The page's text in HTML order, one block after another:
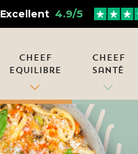
Excellent 4.9/5
Cheef
Equilibre
Cheef
Santé